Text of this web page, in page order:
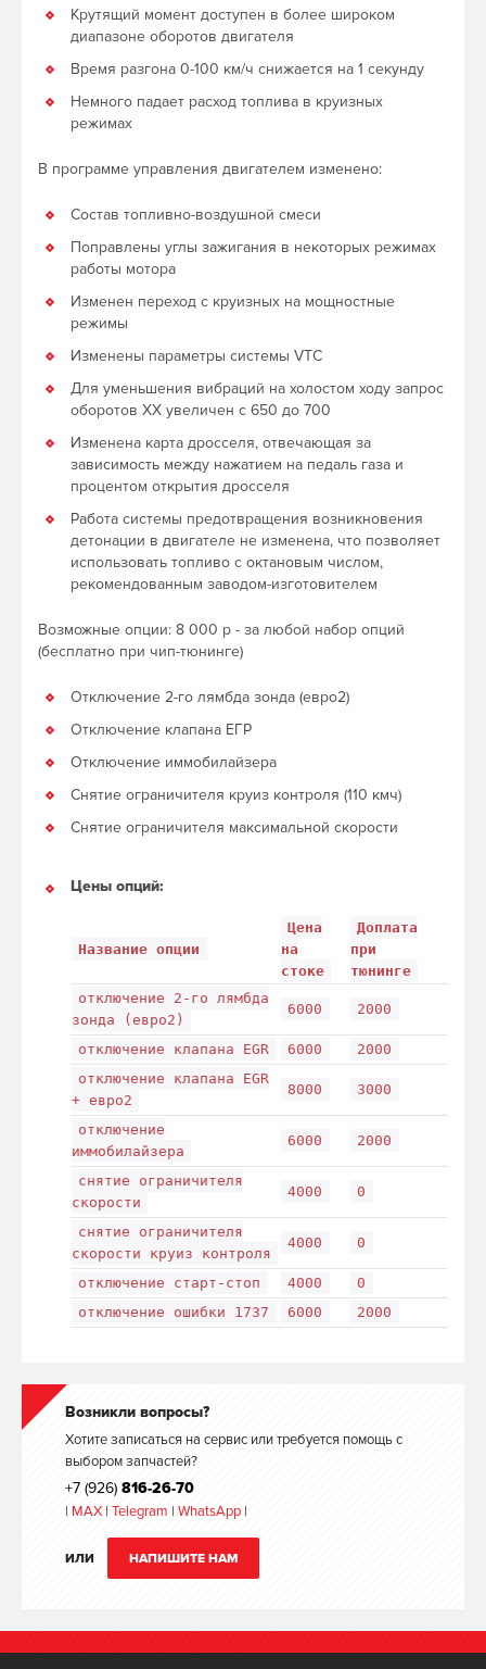
Крутящий момент доступен в более широком
диапазоне оборотов двигателя
Время разгона 0-100 км/ч снижается на 1 секунду
Немного падает расход топлива в круизных
режимах
В программе управления двигателем изменено:
Состав топливно-воздушной смеси
Поправлены углы зажигания в некоторых режимах
работы мотора
Изменен переход с круизных на мощностные
режимы
Изменены параметры системы VTC
Для уменьшения вибраций на холостом ходу запрос
оборотов ХХ увеличен с 650 до 700
Изменена карта дросселя, отвечающая за
зависимость между нажатием на педаль газа и
процентом открытия дросселя
Работа системы предотвращения возникновения
детонации в двигателе не изменена, что позволяет
использовать топливо с октановым числом,
рекомендованным заводом-изготовителем
Возможные опции: 8 000 р - за любой набор опций
(бесплатно при чип-тюнинге)
Отключение 2-го лямбда зонда (евро2)
Отключение клапана ЕГР
Отключение иммобилайзера
Снятие ограничителя круиз контроля (110 кмч)
Снятие ограничителя максимальной скорости
Цены опций:
Название опции
Цена
на
стоке
Доплата
при
тюнинге
отключение 2-го лямбда
зонда (евро2)
6000 2000
отключение клапана EGR 6000
2000
отключение клапана EGR
+ евро2
8000 3000
отключение
иммобилайзера
6000 2000
снятие ограничителя
скорости
4000 0
снятие ограничителя
скорости круиз контроля
4000 0
отключение старт-стоп 4000
0
отключение ошибки 1737
6000 2000
Возникли вопросы?
Хотите записаться на сервис или требуется помощь с
выбором запчастей?
+7 (926) 816-26-70
| MAX | Telegram | WhatsApp |
ИЛИ НАПИШИТЕ НАМ